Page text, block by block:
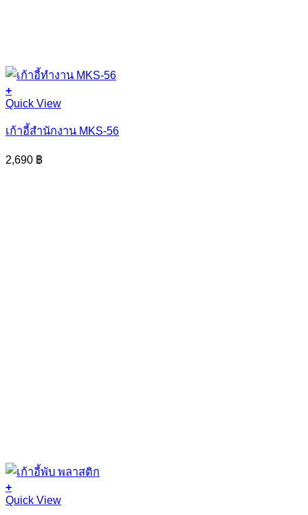
+
Quick View
เก้าอี้สำนักงาน MKS-56
2,690 ฿
+
This
Quick View